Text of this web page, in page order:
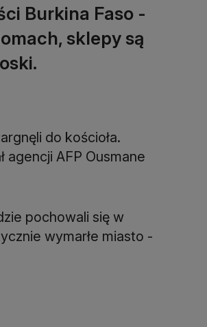
Burkina Faso -
sklepy są
do kościoła.
agencji AFP Ousmane
pochowali się w
wymarłe miasto -